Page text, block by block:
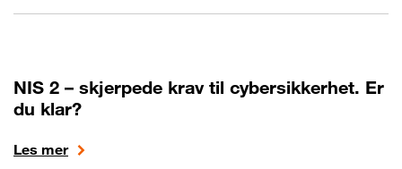
NIS 2 – skjerpede krav til cybersikkerhet. Er
du klar?
Les mer